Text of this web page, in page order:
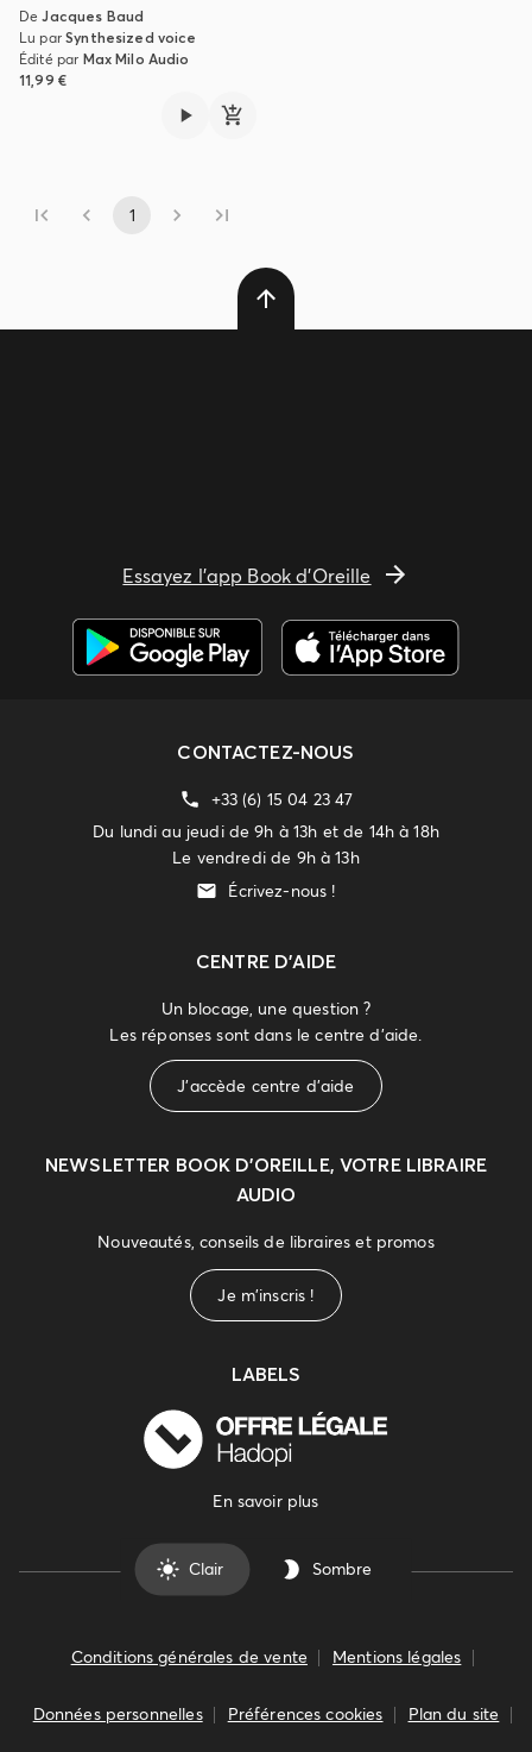
DeJacques Baud
Lu parSynthesized voice
Édité par Max Milo Audio
11,99 €
1
Essayez l'app Book d'Oreille
CONTACTEZ-NOUS
+33 (6) 15 04 23 47
Du lundi au jeudi de 9h à 13h et de 14h à 18h
Le vendredi de 9h à 13h
Écrivez-nous !
CENTRE D'AIDE
Un blocage, une question ?
Les réponses sont dans le centre d'aide.
J'accède centre d'aide
NEWSLETTER BOOK D’OREILLE, VOTRE LIBRAIRE
AUDIO
Nouveautés, conseils de libraires et promos
Je m'inscris !
LABELS
En savoir plus
Clair Sombre
Conditions générales de vente Mentions légales
Données personnelles Préférences cookies Plan du site